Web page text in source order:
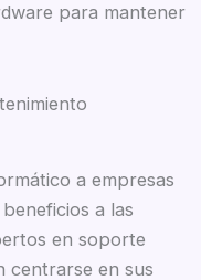
para mantener
a empresas
a las
en soporte
centrarse en sus